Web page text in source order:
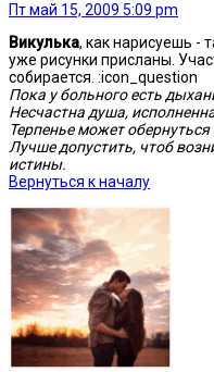
Пт май 15, 2009 5:09 pm
Викулька, как нарисуешь -
уже рисунки присланы.
собирается. :icon_question
Пока у больного есть
Несчастна душа,
Терпенье может
Лучше допустить, чтоб
истины.
Вернуться к началу